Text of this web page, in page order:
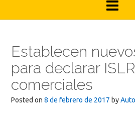
Establecen
para declarar
comerciales
Posted on 8 de febrero de 2017 by